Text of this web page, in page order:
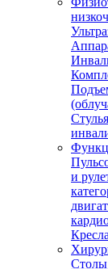
и
Столы